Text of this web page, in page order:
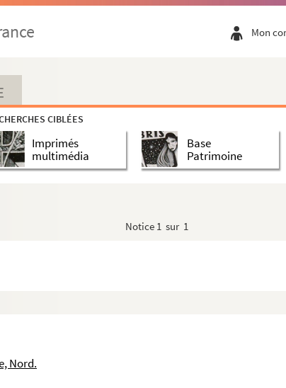
Mon
CIBLÉES
Imprimés
multimédia
Base
Patrimoine
Notice 1 sur 1
Nord.